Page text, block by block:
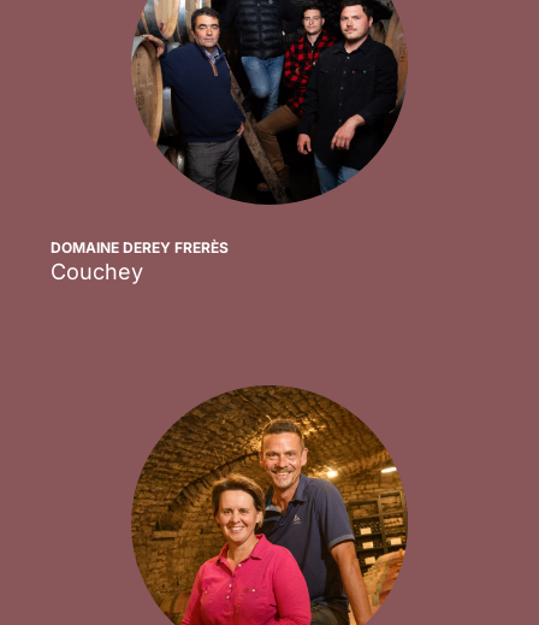
DOMAINE DEREY FRERÈS
Couchey